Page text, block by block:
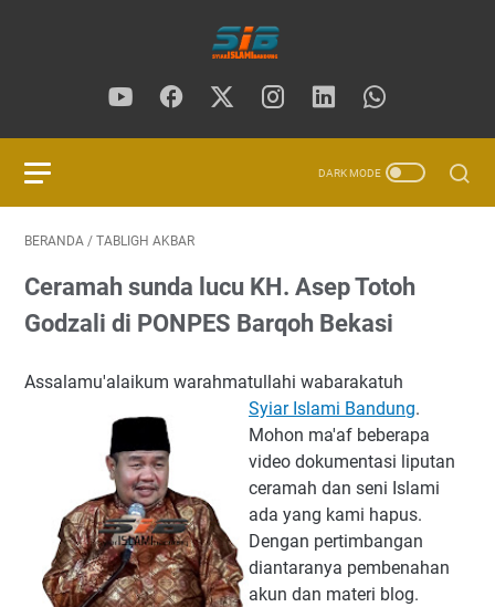
BERANDA / TABLIGH AKBAR
Ceramah sunda lucu KH. Asep Totoh
Godzali di PONPES Barqoh Bekasi
Assalamu'alaikum warahmatullahi wabarakatuh
Syiar Islami Bandung.
Mohon ma'af beberapa
video dokumentasi liputan
ceramah dan seni Islami
ada yang kami hapus.
Dengan pertimbangan
diantaranya pembenahan
akun dan materi blog.